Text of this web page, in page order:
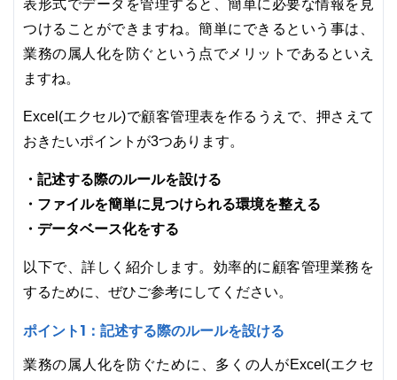
表形式でデータを管理すると、簡単に必要な情報を見
つけることができますね。簡単にできるという事は、
業務の属人化を防ぐという点でメリットであるといえ
ますね。
Excel(エクセル)で顧客管理表を作るうえで、押さえて
おきたいポイントが3つあります。
・記述する際のルールを設ける
・ファイルを簡単に見つけられる環境を整える
・データベース化をする
以下で、詳しく紹介します。効率的に顧客管理業務を
するために、ぜひご参考にしてください。
ポイント1：記述する際のルールを設ける
業務の属人化を防ぐために、多くの人がExcel(エクセ